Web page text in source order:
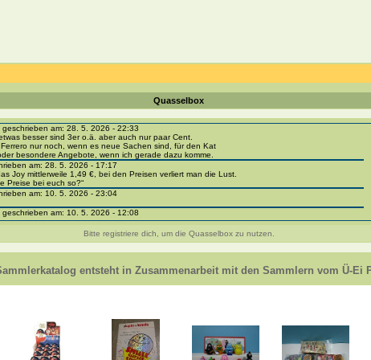
Quasselbox
geschrieben am: 28. 5. 2026 - 22:33
besser sind 3er o.ä. aber auch nur paar Cent.
nur noch, wenn es neue Sachen sind, für den Kat
besondere Angebote, wenn ich gerade dazu komme.
am: 28. 5. 2026 - 17:17
Joy mittlerweile 1,49 €, bei den Preisen verliert man die Lust.
Preise bei euch so?“
am: 10. 5. 2026 - 23:04
geschrieben am: 10. 5. 2026 - 12:08
portal-sammlerkatalog.de/categories.php?cat_id=1043
- BPZ obere Reihe
zur Strafe die nächsten 3 Monate keine Ü-Eier bekommen ;))
310, 318 und 326 habe ich keine BPZ
leider weggeworfen *grrrr* ;)
am: 29. 4. 2026 - 18:04
mir auch ein
geschrieben am: 28. 4. 2026 - 21:01
Erinnerung ... oder?
Bitte registriere dich, um die Quasselbox zu nutzen.
entsteht in Zusammenarbeit mit den Sammlern vom Ü-Ei